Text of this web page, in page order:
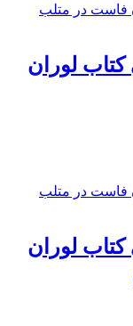
لوران
لوران